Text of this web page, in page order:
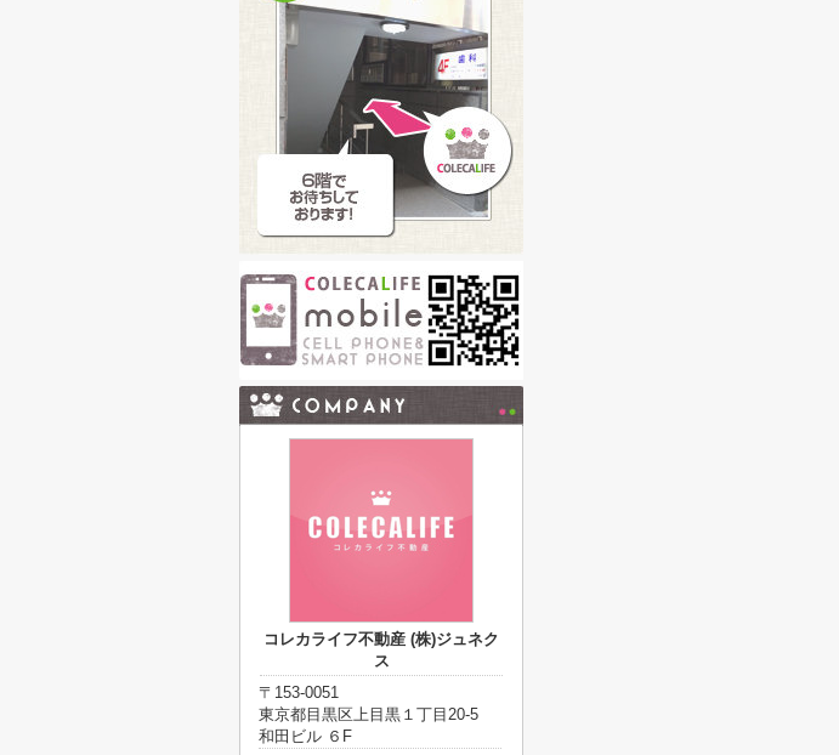
コレカライフ不動産 (株)ジュネク
ス
〒153-0051
東京都目黒区上目黒１丁目20-5
和田ビル ６F